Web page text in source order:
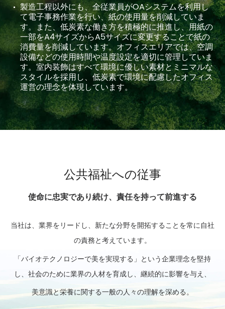
製造工程以外にも、全従業員がOAシステムを利用し
て電子事務作業を行い、紙の使用量を削減していま
す。また、低炭素な働き方を積極的に推進し、用紙の
一部をA4サイズからA5サイズに変更することで紙の
消費量を削減しています。オフィスエリアでは、空調
設備などの使用時間や温度設定を適切に管理していま
す。室内装飾はすべて環境に優しい素材とミニマルな
スタイルを採用し、低炭素で環境に配慮したオフィス
運営の理念を体現しています。
公共福祉への従事
使命に忠実であり続け、責任を持って前進する
当社は、業界をリードし、新たな分野を開拓することを常に自社
の責務と考えています。
「バイオテクノロジーで美を実現する」という企業理念を堅持
し、社会のために業界の人材を育成し、継続的に影響を与え、
美意識と栄養に関する一般の人々の理解を深める。